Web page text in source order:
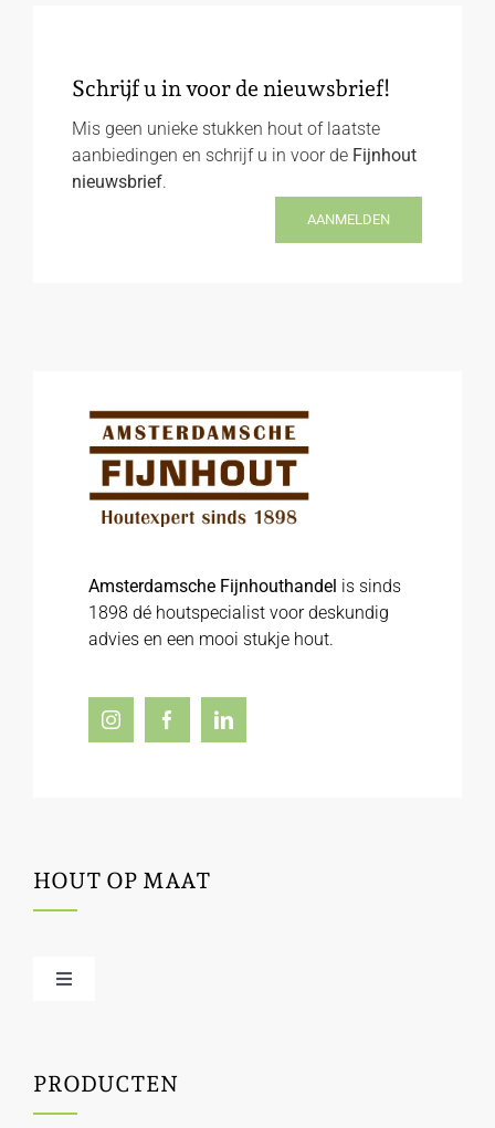
Schrijf u in voor de nieuwsbrief!
Mis geen unieke stukken hout of laatste
aanbiedingen en schrijf u in voor de Fijnhout
nieuwsbrief.
AANMELDEN
Amsterdamsche Fijnhouthandel is sinds
1898 dé houtspecialist voor deskundig
advies en een mooi stukje hout.
HOUT OP MAAT
Toggle
Houtbewerking
PRODUCTEN